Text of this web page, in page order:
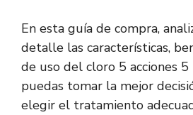
En esta guía de compra,
detalle las características,
de uso del cloro 5 acciones 5
puedas tomar la mejor
elegir el tratamiento